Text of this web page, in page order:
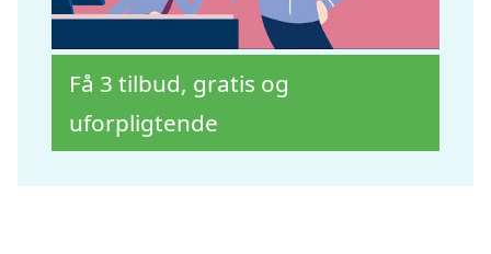
Få 3 tilbud, gratis og
uforpligtende